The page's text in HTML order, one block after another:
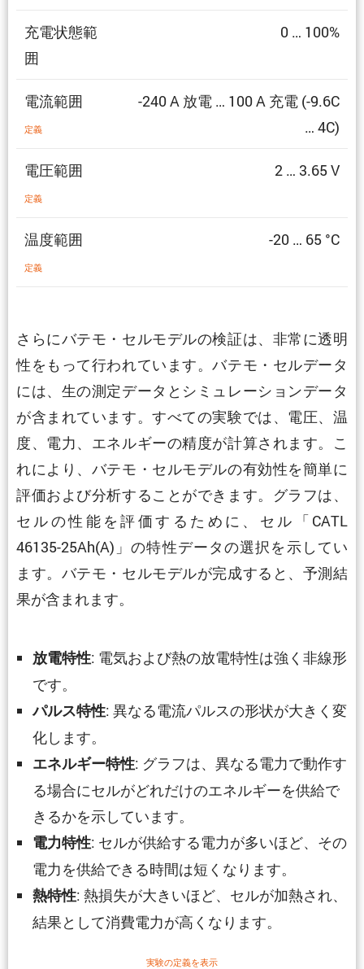
充電状態範
囲
0 … 100%
電流範囲
定義
-240 A 放電 … 100 A 充電 (-9.6C
… 4C)
電圧範囲
定義
2 … 3.65 V
温度範囲
定義
-20 … 65 °C
さらにバテモ・セルモデルの検証は、非常に透明
性をもって行われています。バテモ・セルデータ
には、生の測定データとシミュレーションデータ
が含まれています。すべての実験では、電圧、温
度、電力、エネルギーの精度が計算されます。こ
れにより、バテモ・セルモデルの有効性を簡単に
評価および分析することができます。グラフは、
セルの性能を評価するために、セル「CATL
46135-25Ah(A)」の特性データの選択を示してい
ます。バテモ・セルモデルが完成すると、予測結
果が含まれます。
放電特性: 電気および熱の放電特性は強く非線形
です。
パルス特性: 異なる電流パルスの形状が大きく変
化します。
エネルギー特性: グラフは、異なる電力で動作す
る場合にセルがどれだけのエネルギーを供給で
きるかを示しています。
電力特性: セルが供給する電力が多いほど、その
電力を供給できる時間は短くなります。
熱特性: 熱損失が大きいほど、セルが加熱され、
結果として消費電力が高くなります。
実験の定義を表示